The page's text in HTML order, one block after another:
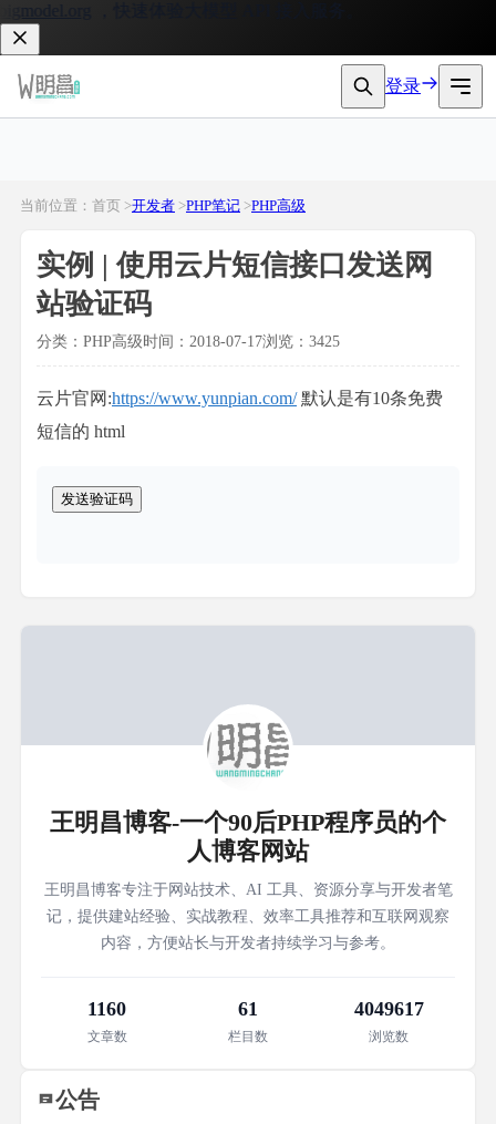
登录
当前位置：首页 >开发者 >PHP笔记 >PHP高级
实例 | 使用云片短信接口发送网
站验证码
分类：PHP高级时间：2018-07-17浏览：3425
云片官网:https://www.yunpian.com/默认是有10条免费
短信的 html
王明昌博客-一个90后PHP程序员的个
人博客网站
王明昌博客专注于网站技术、AI 工具、资源分享与开发者笔
记，提供建站经验、实战教程、效率工具推荐和互联网观察
内容，方便站长与开发者持续学习与参考。
1160
文章数
61
栏目数
4049617
浏览数
公告